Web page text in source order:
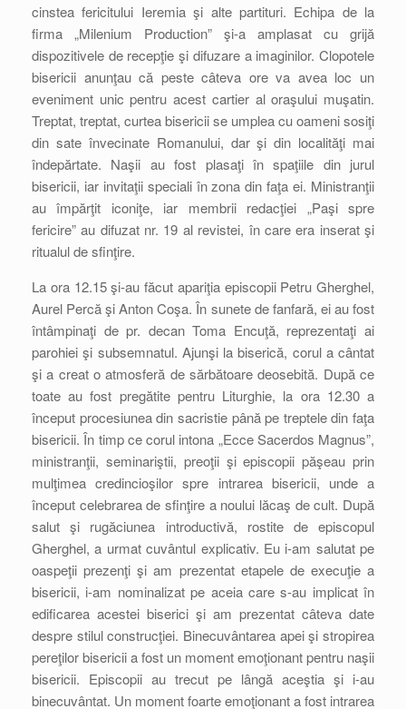
cinstea fericitului Ieremia şi alte partituri. Echipa de la
firma „Milenium Production” şi-a amplasat cu grijă
dispozitivele de recepţie şi difuzare a imaginilor. Clopotele
bisericii anunţau că peste câteva ore va avea loc un
eveniment unic pentru acest cartier al oraşului muşatin.
Treptat, treptat, curtea bisericii se umplea cu oameni sosiţi
din sate învecinate Romanului, dar şi din localităţi mai
îndepărtate. Naşii au fost plasaţi în spaţiile din jurul
bisericii, iar invitaţii speciali în zona din faţa ei. Ministranţii
au împărţit iconiţe, iar membrii redacţiei „Paşi spre
fericire” au difuzat nr. 19 al revistei, în care era inserat şi
ritualul de sfinţire.
La ora 12.15 şi-au făcut apariţia episcopii Petru Gherghel,
Aurel Percă şi Anton Coşa. În sunete de fanfară, ei au fost
întâmpinaţi de pr. decan Toma Encuţă, reprezentaţi ai
parohiei şi subsemnatul. Ajunşi la biserică, corul a cântat
şi a creat o atmosferă de sărbătoare deosebită. După ce
toate au fost pregătite pentru Liturghie, la ora 12.30 a
început procesiunea din sacristie până pe treptele din faţa
bisericii. În timp ce corul intona „Ecce Sacerdos Magnus”,
ministranţii, seminariştii, preoţii şi episcopii păşeau prin
mulţimea credincioşilor spre intrarea bisericii, unde a
început celebrarea de sfinţire a noului lăcaş de cult. După
salut şi rugăciunea introductivă, rostite de episcopul
Gherghel, a urmat cuvântul explicativ. Eu i-am salutat pe
oaspeţii prezenţi şi am prezentat etapele de execuţie a
bisericii, i-am nominalizat pe aceia care s-au implicat în
edificarea acestei biserici şi am prezentat câteva date
despre stilul construcţiei. Binecuvântarea apei şi stropirea
pereţilor bisericii a fost un moment emoţionant pentru naşii
bisericii. Episcopii au trecut pe lângă aceştia şi i-au
binecuvântat. Un moment foarte emoţionant a fost intrarea